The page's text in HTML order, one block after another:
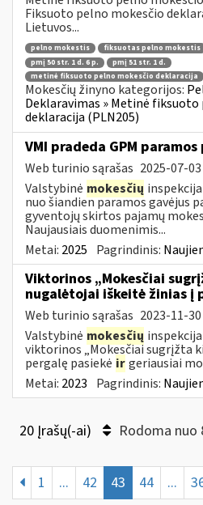
Fiksuoto pelno mokesčio
Lietuvos...
pelno mokestis fiksuotas pelno mokestis
pmį 50 str. 1 d. 6 p.
pmį 51 str. 1 d.
metinė fiksuoto pelno mokesčio deklaracija
Mokesčių žinyno kategorijos:
Deklaravimas » Metinė
deklaracija (PLN205)
VMI pradeda GPM
Web turinio sąrašas 2025-07-03
Valstybinė mokesčių
nuo šiandien paramos gavėjus
gyventojų skirtos pajamų
Naujausiais duomenimis...
Metai: 2025 Pagrindinis:
Viktorinos „Mokesčiai
nugalėtojai iškeitė žinias į
Web turinio sąrašas 2023-11-30
Valstybinė mokesčių
viktorinos „Mokesčiai sugrįžta
pergalę pasiekė irgeriausiai
Metai: 2023 Pagrindinis:
20 Įrašų(-ai) Rodoma nuo
1 ... 42 43 44 ...